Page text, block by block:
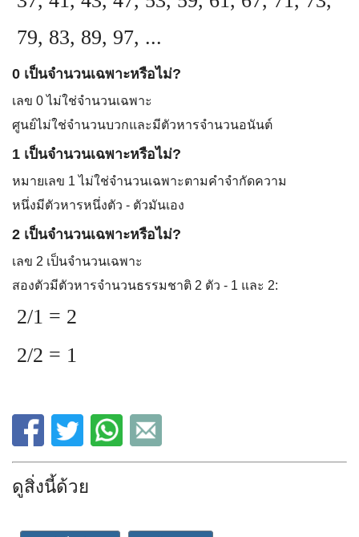
79, 83, 89, 97, ...
0 เป็นจำนวนเฉพาะหรือไม่?
เลข 0 ไม่ใช่จำนวนเฉพาะ
ศูนย์ไม่ใช่จำนวนบวกและมีตัวหารจำนวนอนันต์
1 เป็นจำนวนเฉพาะหรือไม่?
หมายเลข 1 ไม่ใช่จำนวนเฉพาะตามคำจำกัดความ
หนึ่งมีตัวหารหนึ่งตัว - ตัวมันเอง
2 เป็นจำนวนเฉพาะหรือไม่?
เลข 2 เป็นจำนวนเฉพาะ
สองตัวมีตัวหารจำนวนธรรมชาติ 2 ตัว - 1 และ 2:
2/1 = 2
2/2 = 1
ดูสิ่งนี้ด้วย